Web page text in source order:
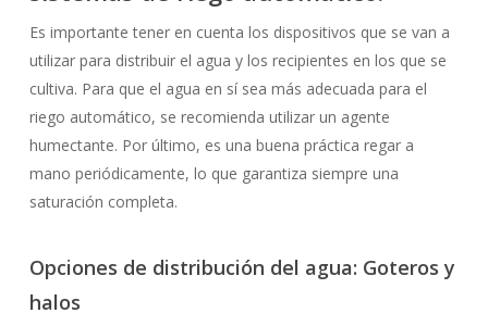
Es importante tener en cuenta los dispositivos que se van a
utilizar para distribuir el agua y los recipientes en los que se
cultiva. Para que el agua en sí sea más adecuada para el
riego automático, se recomienda utilizar un agente
humectante. Por último, es una buena práctica regar a
mano periódicamente, lo que garantiza siempre una
saturación completa.
Opciones de distribución del agua: Goteros y
halos